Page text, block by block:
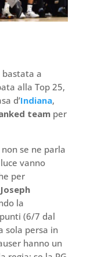
bastata a
alla Top 25,
d’Indiana,
teamper
se ne parla
vanno
per
Joseph
la
(6/7 dal
sola persa in
hanno un